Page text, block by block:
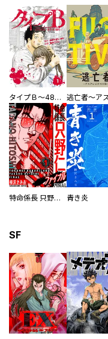
タイプＢ～48時間後、致死率100％～【単話】
特命係長 只野仁ファイナル 愛蔵版 青き炎
SF